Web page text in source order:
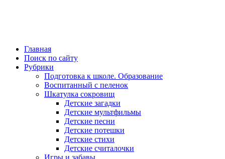
Главная
Поиск по сайту
Рубрики
Подготовка к школе. Образование
Воспитанный с пеленок
Шкатулка сокровищ
Детские загадки
Детские мультфильмы
Детские песни
Детские потешки
Детские стихи
Детские считалочки
Игры и забавы